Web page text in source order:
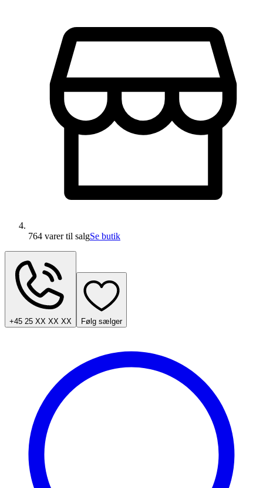
764 varertil salgSe butik
+45 25 XX XX XX Følg sælger